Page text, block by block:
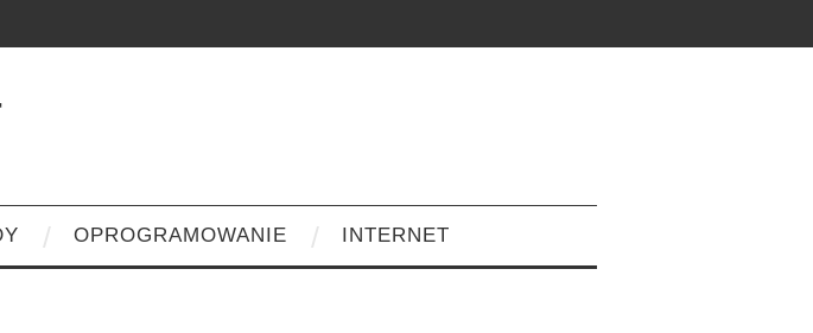
OPROGRAMOWANIE INTERNET